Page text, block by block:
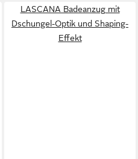
LASCANA Badeanzug mit
Dschungel-Optik und Shaping-
Effekt